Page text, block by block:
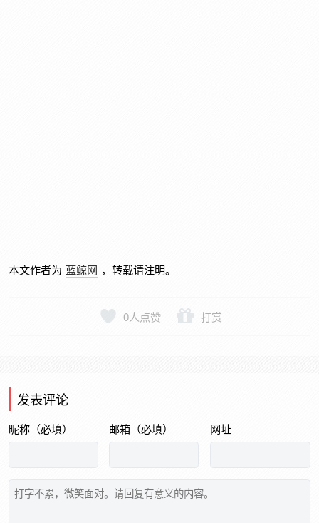
本文作者为 蓝鲸网 ，转载请注明。
0人点赞 打赏
发表评论
昵称（必填） 邮箱（必填） 网址